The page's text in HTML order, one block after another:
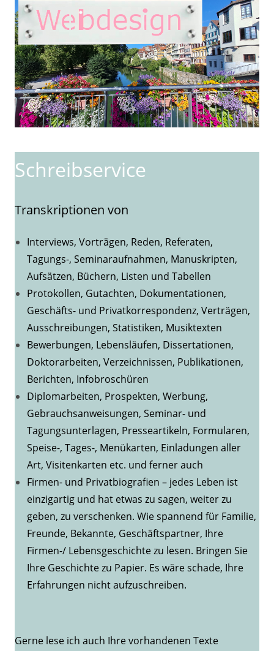
Schreibservice
Transkriptionen von
Interviews, Vorträgen, Reden, Referaten,
Tagungs-, Seminaraufnahmen, Manuskripten,
Aufsätzen, Büchern, Listen und Tabellen
Protokollen, Gutachten, Dokumentationen,
Geschäfts- und Privatkorrespondenz, Verträgen,
Ausschreibungen, Statistiken, Musiktexten
Bewerbungen, Lebensläufen, Dissertationen,
Doktorarbeiten, Verzeichnissen, Publikationen,
Berichten, Infobroschüren
Diplomarbeiten, Prospekten, Werbung,
Gebrauchsanweisungen, Seminar- und
Tagungsunterlagen, Presseartikeln, Formularen,
Speise-, Tages-, Menükarten, Einladungen aller
Art, Visitenkarten etc. und ferner auch
Firmen- und Privatbiografien – jedes Leben ist
einzigartig und hat etwas zu sagen, weiter zu
geben, zu verschenken. Wie spannend für Familie,
Freunde, Bekannte, Geschäftspartner, Ihre
Firmen-/ Lebensgeschichte zu lesen. Bringen Sie
Ihre Geschichte zu Papier. Es wäre schade, Ihre
Erfahrungen nicht aufzuschreiben.
Gerne lese ich auch Ihre vorhandenen Texte